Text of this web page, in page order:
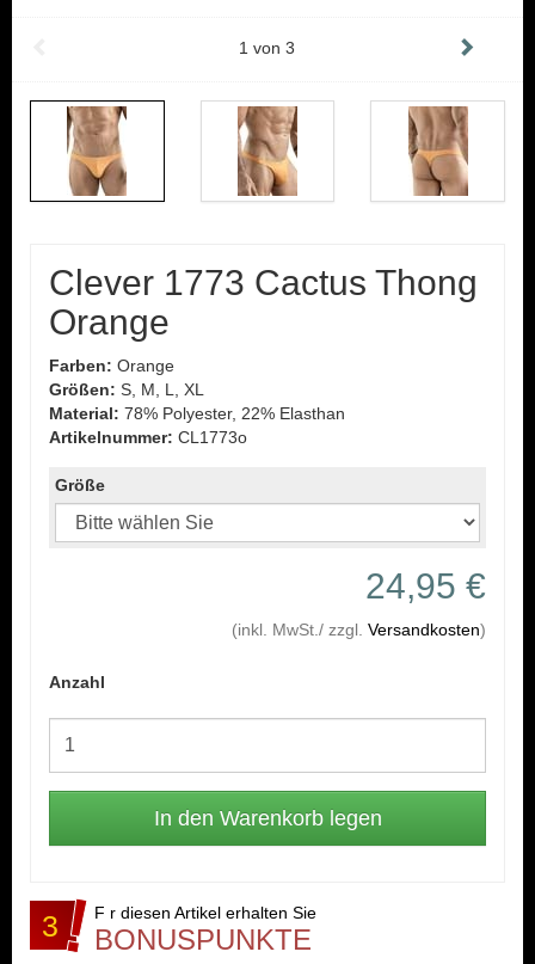
1 von3
Clever 1773 Cactus Thong
Orange
Farben: Orange
Größen: S, M, L, XL
Material: 78% Polyester, 22% Elasthan
Artikelnummer: CL1773o
Größe
24,95 €
(inkl. MwSt./ zzgl. Versandkosten)
Anzahl
3 F r diesen Artikel erhalten Sie
BONUSPUNKTE